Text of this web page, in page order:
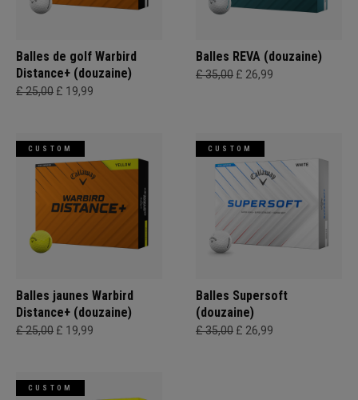
Balles de golf Warbird
Distance+ (douzaine)
£ 25,00 £ 19,99
Balles REVA (douzaine)
£ 35,00 £ 26,99
CUSTOM
Balles jaunes Warbird
Distance+ (douzaine)
£ 25,00 £ 19,99
CUSTOM
Balles Supersoft
(douzaine)
£ 35,00 £ 26,99
CUSTOM